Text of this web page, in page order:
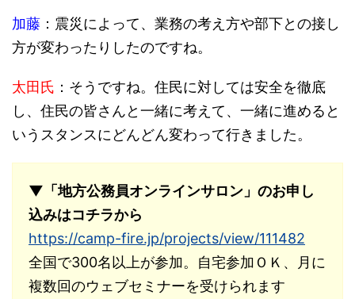
加藤 ：震災によって、業務の考え方や部下との接し
方が変わったりしたのですね。
太田氏 ：そうですね。住民に対しては安全を徹底
し、住民の皆さんと一緒に考えて、一緒に進めると
いうスタンスにどんどん変わって行きました。
▼「地方公務員オンラインサロン」のお申し
込みはコチラから
https://camp-fire.jp/projects/view/111482
全国で300名以上が参加。自宅参加ＯＫ、月に
複数回のウェブセミナーを受けられます